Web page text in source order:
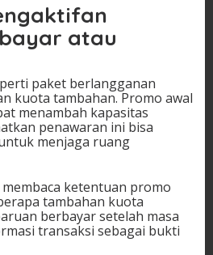
atau
paket berlangganan
kuota tambahan. Promo awal
menambah kapasitas
penawaran ini bisa
menjaga ruang
ketentuan promo
tambahan kuota
berbayar setelah masa
transaksi sebagai bukti